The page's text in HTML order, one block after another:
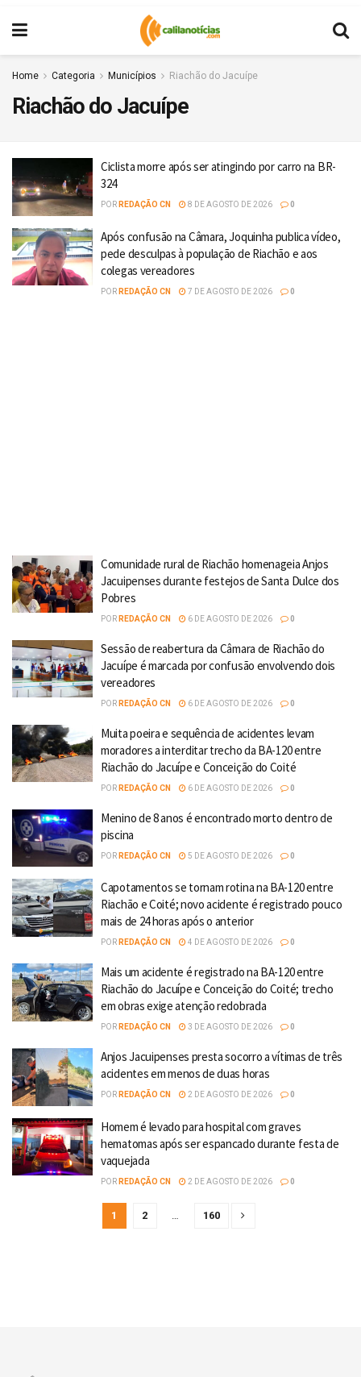
Home Categoria Municípios Riachão do Jacuípe
Riachão do Jacuípe
Ciclista morre após ser atingindo por carro na BR-
324
POR REDAÇÃO CN 8 DE AGOSTO DE 2026 0
Após confusão na Câmara, Joquinha publica vídeo,
pede desculpas à população de Riachão e aos
colegas vereadores
POR REDAÇÃO CN 7 DE AGOSTO DE 2026 0
Comunidade rural de Riachão homenageia Anjos
Jacuipenses durante festejos de Santa Dulce dos
Pobres
POR REDAÇÃO CN 6 DE AGOSTO DE 2026 0
Sessão de reabertura da Câmara de Riachão do
Jacuípe é marcada por confusão envolvendo dois
vereadores
POR REDAÇÃO CN 6 DE AGOSTO DE 2026 0
Muita poeira e sequência de acidentes levam
moradores a interditar trecho da BA-120 entre
Riachão do Jacuípe e Conceição do Coité
POR REDAÇÃO CN 6 DE AGOSTO DE 2026 0
Menino de 8 anos é encontrado morto dentro de
piscina
POR REDAÇÃO CN 5 DE AGOSTO DE 2026 0
Capotamentos se tornam rotina na BA-120 entre
Riachão e Coité; novo acidente é registrado pouco
mais de 24 horas após o anterior
POR REDAÇÃO CN 4 DE AGOSTO DE 2026 0
Mais um acidente é registrado na BA-120 entre
Riachão do Jacuípe e Conceição do Coité; trecho
em obras exige atenção redobrada
POR REDAÇÃO CN 3 DE AGOSTO DE 2026 0
Anjos Jacuipenses presta socorro a vítimas de três
acidentes em menos de duas horas
POR REDAÇÃO CN 2 DE AGOSTO DE 2026 0
Homem é levado para hospital com graves
hematomas após ser espancado durante festa de
vaquejada
POR REDAÇÃO CN 2 DE AGOSTO DE 2026 0
1 2 160